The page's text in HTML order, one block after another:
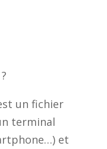
un fichier
terminal
et